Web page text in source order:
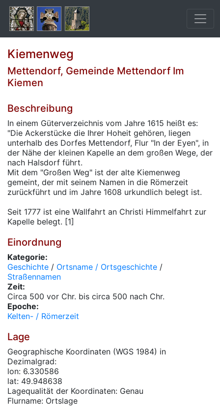
Kiemenweg
Mettendorf, Gemeinde Mettendorf Im
Kiemen
Beschreibung
In einem Güterverzeichnis vom Jahre 1615 heißt es:
"Die Ackerstücke die Ihrer Hoheit gehören, liegen
unterhalb des Dorfes Mettendorf, Flur "In der Eyen", in
der Nähe der kleinen Kapelle an dem großen Wege, der
nach Halsdorf führt.
Mit dem "Großen Weg" ist der alte Kiemenweg
gemeint, der mit seinem Namen in die Römerzeit
zurückführt und im Jahre 1608 urkundlich belegt ist.
Seit 1777 ist eine Wallfahrt an Christi Himmelfahrt zur
Kapelle belegt. [1]
Einordnung
Kategorie:
Geschichte / Ortsname / Ortsgeschichte /
Straßennamen
Zeit:
Circa 500 vor Chr. bis circa 500 nach Chr.
Epoche:
Kelten- / Römerzeit
Lage
Geographische Koordinaten (WGS 1984) in
Dezimalgrad:
lon: 6.330586
lat: 49.948638
Lagequalität der Koordinaten: Genau
Flurname: Ortslage